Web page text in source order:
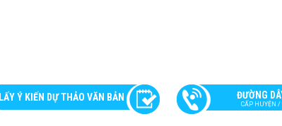
LẤY Ý KIẾN DỰ THẢO VĂN BẢN ĐƯỜNG
CẤP HUYỆN /